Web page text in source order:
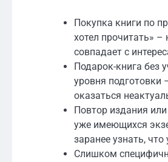
Покупка книги по
хотел прочитать» –
совпадает с
Подарок-книга без
уровня подготовки
оказаться
Повтор издания
уже имеющихся
заранее узнать, что
Слишком